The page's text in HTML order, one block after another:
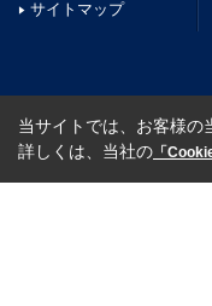
サイトマップ
当サイトでは、お客様の
詳しくは、当社の 「